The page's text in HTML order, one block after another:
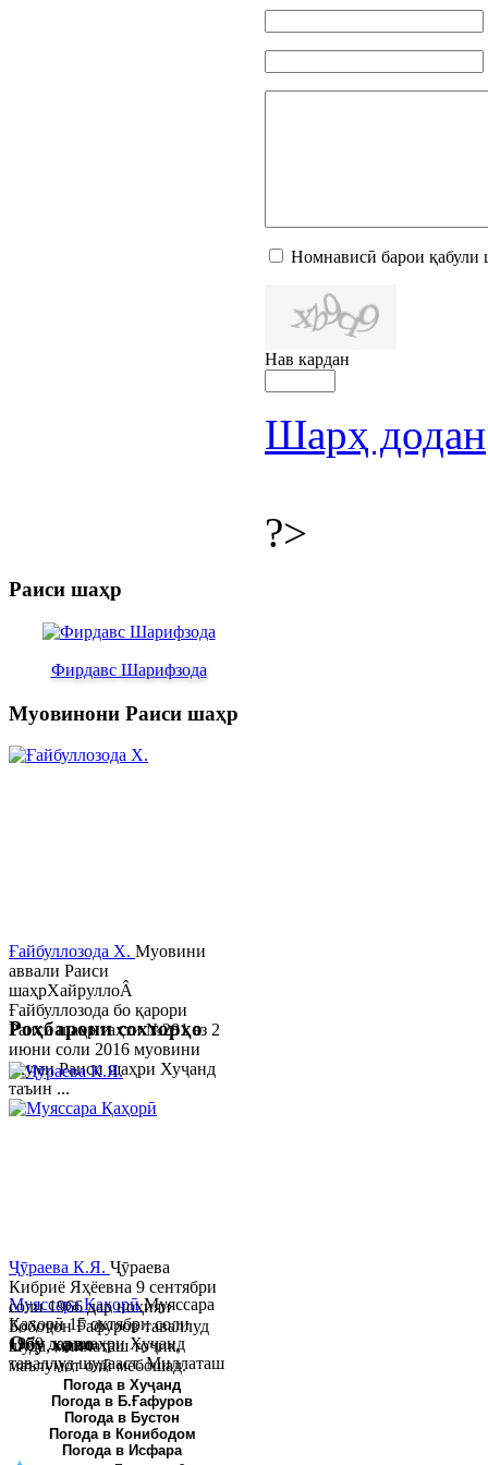
Номнависӣ барои қабули
Нав кардан
Шарҳ додан
?>
Раиси шаҳр
Фирдавс Шарифзода
Муовинони Раиси шаҳр
Ғайбуллозода Х. Муовини
аввали Раиси
шаҳрХайруллоÂ
Ғайбуллозода бо қарори
Раиси шаҳр таҳти №281 аз 2
июни соли 2016 муовини
якуми Раиси шаҳри Хуҷанд
таъин ...
Муяссара ҚаҳорӣМуяссара
Қаҳорӣ 15 октябри соли
1979 дар шаҳри Хуҷанд
таваллуд шудааст. Миллаташ
тоҷик. Маълумот олӣ. Соли
2002 Донишгоҳи давлатии
Хуҷанд ба...
Роҳбарони сохторҳо
Ҷӯраева К.Я. Ҷӯраева
Кибриё Яҳёевна 9 сентябри
соли 1966 дар ноҳияи
Бобоҷон Ғафуров таваллуд
шуда, миллаташ тоҷик,
маълумот олӣ мебошад.
Соли 1997 Донишг...
Обу хаво
Погода в Хуҷанд
Погода в Б.Ғафуров
Погода в Бустон
Погода в Конибодом
Погода в Исфара